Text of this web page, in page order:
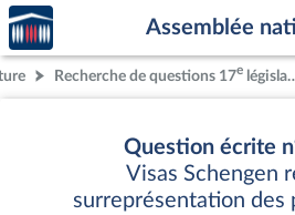
Aller au contenu
Aller en bas de la page
Accèder
à la
page
d'accueil
Assemblée
Recherche de questions 17e législature
Question écrite
Visas Schengen
surreprésentation des